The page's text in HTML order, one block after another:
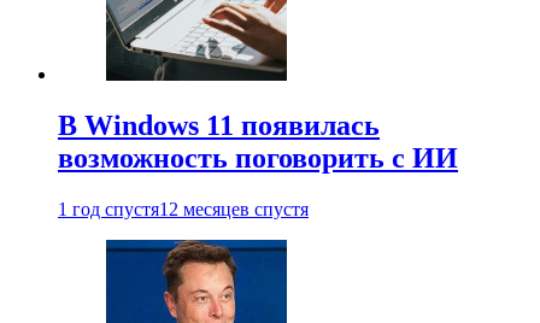
В Windows 11 появилась
возможность поговорить с ИИ
1 год спустя12 месяцев спустя